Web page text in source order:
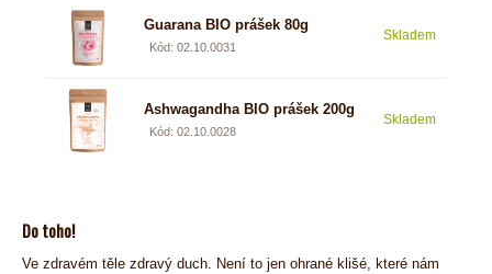
Guarana BIO prášek 80g
Kód: 02.10.0031
Skladem
Ashwagandha BIO prášek 200g
Kód: 02.10.0028
Skladem
Do toho!
Ve zdravém těle zdravý duch. Není to jen ohrané klišé, které nám